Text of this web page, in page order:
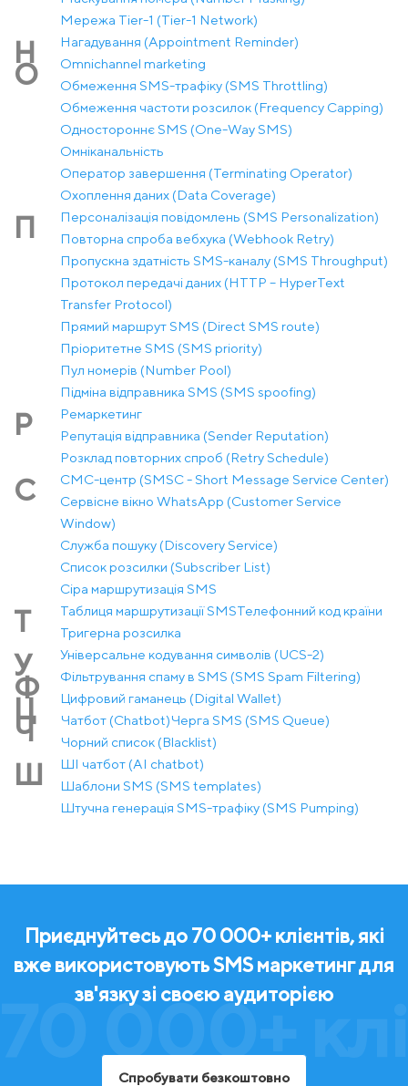
Мережа Tier-1 (Tier-1 Network)
Н Нагадування (Appointment Reminder)
О
Оmnichannel marketing
Обмеження SMS-трафіку (SMS Throttling)
Обмеження частоти розсилок (Frequency Capping)
Одностороннє SMS (One-Way SMS)
Омніканальність
Оператор завершення (Terminating Operator)
Охоплення даних (Data Coverage)
П
Персоналізація повідомлень (SMS Personalization)
Повторна спроба вебхука (Webhook Retry)
Пропускна здатність SMS-каналу (SMS Throughput)
Протокол передачі даних (HTTP – HyperText
Transfer Protocol)
Прямий маршрут SMS (Direct SMS route)
Пріоритетне SMS (SMS priority)
Пул номерів (Number Pool)
Підміна відправника SMS (SMS spoofing)
Р
Ремаркетинг
Репутація відправника (Sender Reputation)
Розклад повторних спроб (Retry Schedule)
С
СМС-центр (SMSC - Short Message Service Center)
Сервісне вікно WhatsApp (Customer Service
Window)
Служба пошуку (Discovery Service)
Список розсилки (Subscriber List)
Сіра маршрутизація SMS
Т Таблиця маршрутизації SMSТелефонний код країни
Тригерна розсилка
У Універсальне кодування символів (UCS-2)
Ф Фільтрування спаму в SMS (SMS Spam Filtering)
Ц Цифровий гаманець (Digital Wallet)
Ч Чатбот (Chatbot)Черга SMS (SMS Queue)
Чорний список (Blacklist)
Ш
ШІ чатбот (AI chatbot)
Шаблони SMS (SMS templates)
Штучна генерація SMS-трафіку (SMS Pumping)
70 000+
Приєднуйтесь до 70 000+ клієнтів, які
вже використовують SMS маркетинг для
зв'язку зі своєю аудиторією
Спробувати безкоштовно